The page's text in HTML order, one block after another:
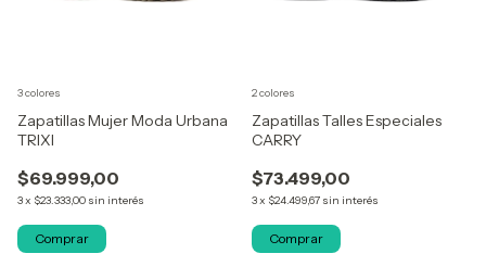
Zapatillas Mujer Moda Urbana
TRIXI
$69.999,00
3x $23.333,00 sin interés
3 colores
Comprar
Zapatillas Talles Especiales
CARRY
$73.499,00
3x $24.499,67 sin interés
2 colores
Comprar